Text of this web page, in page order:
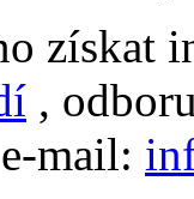
získat
,
mail: